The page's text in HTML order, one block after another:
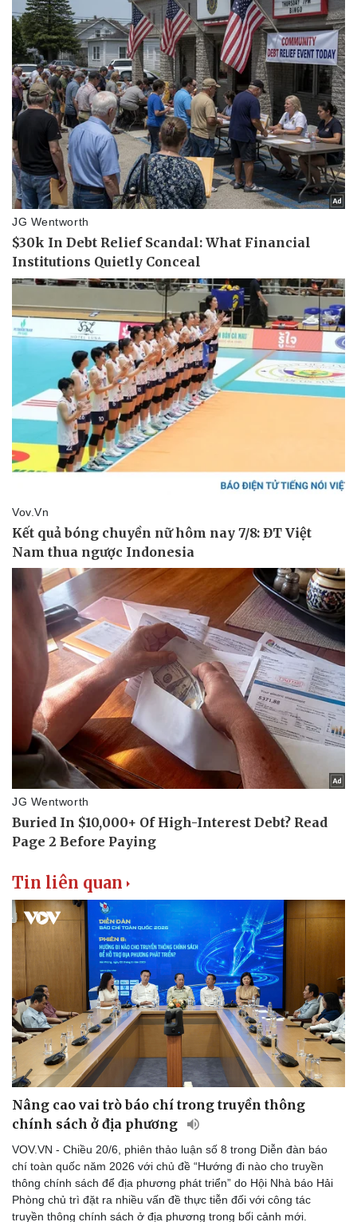
Thể thao
Bóng đá
Lịch thi đấu bóng đá
Thế giới thể thao
eSports
Hậu trường
Ô tô - Xe máy
Ô tô
Xe máy
Tin liên quan
Nâng cao vai trò báo chí trong truyền thông
chính sách ở địa phương
VOV.VN - Chiều 20/6, phiên thảo luận số 8 trong Diễn đàn báo
chí toàn quốc năm 2026 với chủ đề “Hướng đi nào cho truyền
thông chính sách để địa phương phát triển” do Hội Nhà báo Hải
Phòng chủ trì đặt ra nhiều vấn đề thực tiễn đối với công tác
truyền thông chính sách ở địa phương trong bối cảnh mới.